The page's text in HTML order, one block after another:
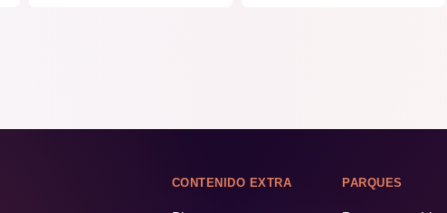
CONTENIDO EXTRA PARQUES